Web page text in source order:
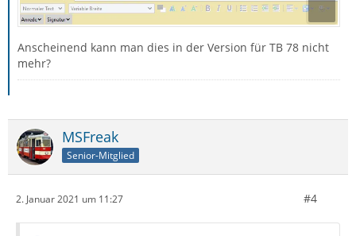
Anscheinend kann man dies in der Version für TB 78 nicht
mehr?
MSFreak
Senior-Mitglied
2. Januar 2021 um 11:27 #4